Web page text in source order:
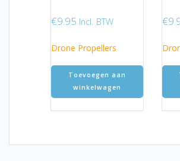
€9.95 Incl. BTW
Drone Propellers
Toevoegen aan
winkelwagen
€